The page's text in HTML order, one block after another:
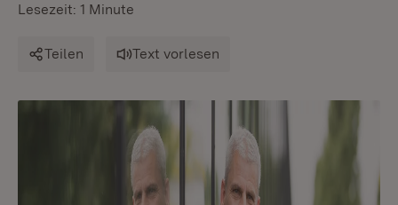
Lesezeit: 1 Minute
Teilen Text vorlesen